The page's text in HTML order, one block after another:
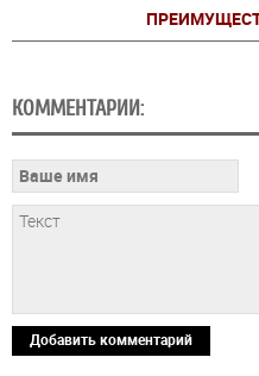
КОММЕНТАРИИ:
Добавить комментарий